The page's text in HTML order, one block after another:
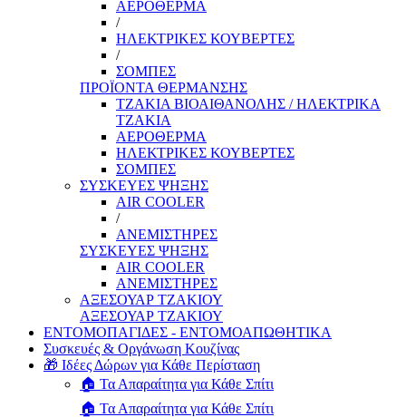
ΑΕΡΟΘΕΡΜΑ
/
ΗΛΕΚΤΡΙΚΕΣ ΚΟΥΒΕΡΤΕΣ
/
ΣΟΜΠΕΣ
ΠΡΟΪΟΝΤΑ ΘΕΡΜΑΝΣΗΣ
ΤΖΑΚΙΑ ΒΙΟΑΙΘΑΝΟΛΗΣ / ΗΛΕΚΤΡΙΚΑ
ΤΖΑΚΙΑ
ΑΕΡΟΘΕΡΜΑ
ΗΛΕΚΤΡΙΚΕΣ ΚΟΥΒΕΡΤΕΣ
ΣΟΜΠΕΣ
ΣΥΣΚΕΥΕΣ ΨΗΞΗΣ
AIR COOLER
/
ΑΝΕΜΙΣΤΗΡΕΣ
ΣΥΣΚΕΥΕΣ ΨΗΞΗΣ
AIR COOLER
ΑΝΕΜΙΣΤΗΡΕΣ
ΑΞΕΣΟΥΑΡ ΤΖΑΚΙΟΥ
ΑΞΕΣΟΥΑΡ ΤΖΑΚΙΟΥ
ΕΝΤΟΜΟΠΑΓΙΔΕΣ - ΕΝΤΟΜΟΑΠΩΘΗΤΙΚΑ
Συσκευές & Οργάνωση Κουζίνας
🎁 Ιδέες Δώρων για Κάθε Περίσταση
🏠 Τα Απαραίτητα για Κάθε Σπίτι
🏠 Τα Απαραίτητα για Κάθε Σπίτι